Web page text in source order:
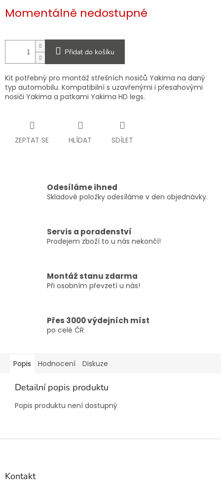
cena:
Momentálně nedostupné
Přidat do košíku
Kit potřebný pro montáž střešních nosičů Yakima na daný
typ automobilu. Kompatibilní s uzavřenými i přesahovými
nosiči Yakima a patkami Yakima HD legs.
ZEPTAT SE HLÍDAT SDÍLET
Odesíláme ihned
Skladové položky odesíláme v den objednávky.
Servis a poradenství
Prodejem zboží to u nás nekončí!
Montáž stanu zdarma
Při osobním převzetí u nás!
Přes 3000 výdejních míst
po celé ČR
Popis Hodnocení Diskuze
Detailní popis produktu
Popis produktu není dostupný
Z
Kontakt